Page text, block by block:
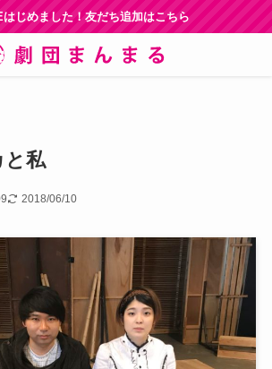
じめました！友だち追加はこちら
と私
2018/06/10